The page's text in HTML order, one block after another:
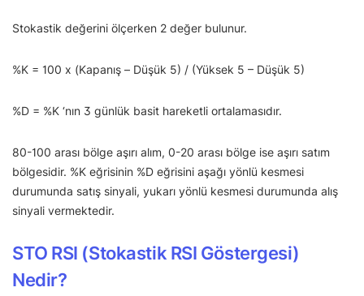
Stokastik değerini ölçerken 2 değer bulunur.
%K = 100 x (Kapanış – Düşük 5) / (Yüksek 5 – Düşük 5)
%D = %K ‘nın 3 günlük basit hareketli ortalamasıdır.
80-100 arası bölge aşırı alım, 0-20 arası bölge ise aşırı satım
bölgesidir. %K eğrisinin %D eğrisini aşağı yönlü kesmesi
durumunda satış sinyali, yukarı yönlü kesmesi durumunda alış
sinyali vermektedir.
STO RSI (Stokastik RSI Göstergesi)
Nedir?